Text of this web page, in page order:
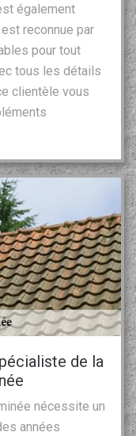
également
reconnue par
pour tout
tous les détails
clientèle vous
de la
nécessite un
années